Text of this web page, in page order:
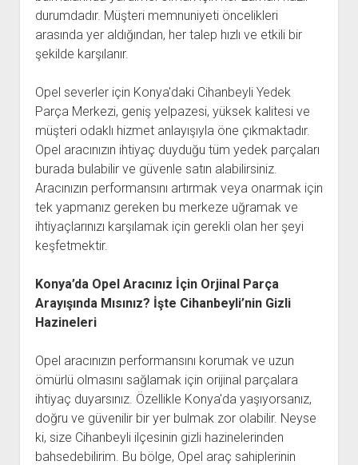
durumdadır. Müşteri memnuniyeti öncelikleri
arasında yer aldığından, her talep hızlı ve etkili bir
şekilde karşılanır.
Opel severler için Konya'daki Cihanbeyli Yedek
Parça Merkezi, geniş yelpazesi, yüksek kalitesi ve
müşteri odaklı hizmet anlayışıyla öne çıkmaktadır.
Opel aracınızın ihtiyaç duyduğu tüm yedek parçaları
burada bulabilir ve güvenle satın alabilirsiniz.
Aracınızın performansını artırmak veya onarmak için
tek yapmanız gereken bu merkeze uğramak ve
ihtiyaçlarınızı karşılamak için gerekli olan her şeyi
keşfetmektir.
Konya’da Opel Aracınız İçin Orjinal Parça
Arayışında Mısınız? İşte Cihanbeyli’nin Gizli
Hazineleri
Opel aracınızın performansını korumak ve uzun
ömürlü olmasını sağlamak için orijinal parçalara
ihtiyaç duyarsınız. Özellikle Konya'da yaşıyorsanız,
doğru ve güvenilir bir yer bulmak zor olabilir. Neyse
ki, size Cihanbeyli ilçesinin gizli hazinelerinden
bahsedebilirim. Bu bölge, Opel araç sahiplerinin